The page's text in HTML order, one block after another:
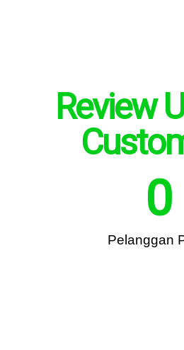
Review
Pelanggan
0